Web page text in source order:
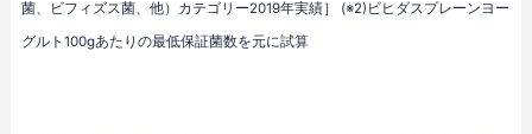
菌、ビフィズス菌、他）カテゴリー2019年実績］ (※2)ビヒダスプレーンヨー
グルト100gあたりの最低保証菌数を元に試算